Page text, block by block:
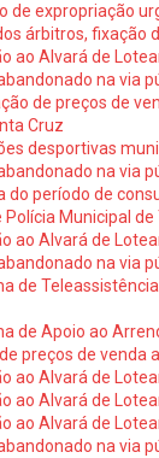
de expropriação
árbitros, fixação
ao Alvará de
na via
de preços de
Cruz
desportivas
na via
do período de
Municipal de
ao Alvará de
na via
de
de Apoio ao
preços de venda
ao Alvará de
ao Alvará de
ao Alvará de
na via